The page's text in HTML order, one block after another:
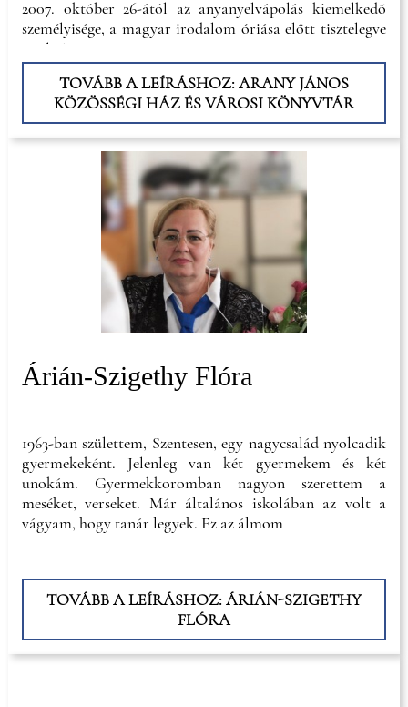
2007. október 26-ától az anyanyelvápolás kiemelkedő
személyisége, a magyar irodalom óriása előtt tisztelegve
viseli Arany
János nevét."
TOVÁBB A LEÍRÁSHOZ: ARANY JÁNOS
KÖZÖSSÉGI HÁZ ÉS VÁROSI KÖNYVTÁR
Árián-Szigethy Flóra
1963-ban születtem, Szentesen, egy nagycsalád nyolcadik
gyermekeként. Jelenleg van két gyermekem és két
unokám. Gyermekkoromban nagyon szerettem a
meséket, verseket. Már általános iskolában az volt a
vágyam, hogy tanár legyek. Ez az álmom
TOVÁBB A LEÍRÁSHOZ: ÁRIÁN-SZIGETHY
FLÓRA